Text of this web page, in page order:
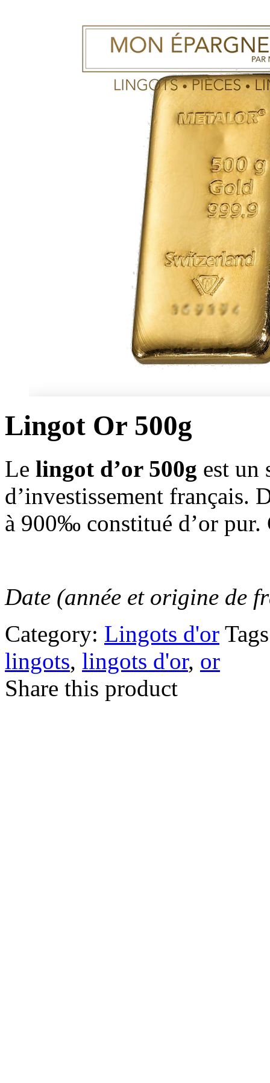
Lingot Or 500g
Le lingot d’or 500g est un
d’investissement français.
à 900‰ constitué d’or
Date (année et origine de
Category: Lingots d'or
lingots, lingots d'or, or
Share this product